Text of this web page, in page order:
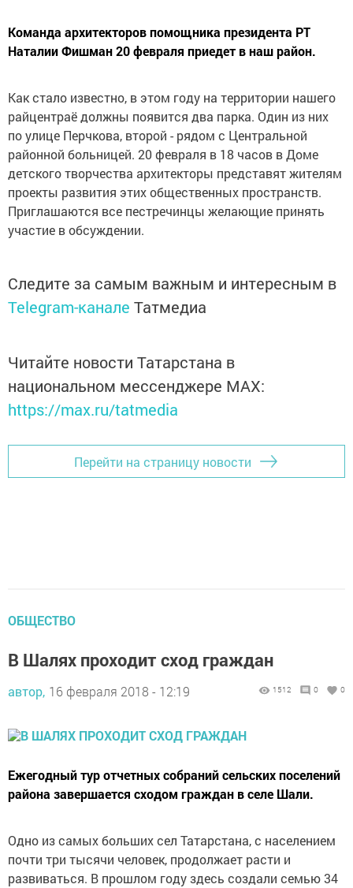
Команда архитекторов помощника президента РТ
Наталии Фишман 20 февраля приедет в наш район.
Как стало известно, в этом году на территории нашего
райцентраё должны появится два парка. Один из них
по улице Перчкова, второй - рядом с Центральной
районной больницей. 20 февраля в 18 часов в Доме
детского творчества архитекторы представят жителям
проекты развития этих общественных пространств.
Приглашаются все пестречинцы желающие принять
участие в обсуждении.
Следите за самым важным и интересным в
Telegram-канале Татмедиа
Читайте новости Татарстана в
национальном мессенджере MАХ:
https://max.ru/tatmedia
Перейти на страницу новости
ОБЩЕСТВО
В Шалях проходит сход граждан
автор, 16 февраля 2018 - 12:19 1512 0 0
Ежегодный тур отчетных собраний сельских поселений
района завершается сходом граждан в селе Шали.
Одно из самых больших сел Татарстана, с населением
почти три тысячи человек, продолжает расти и
развиваться. В прошлом году здесь создали семью 34